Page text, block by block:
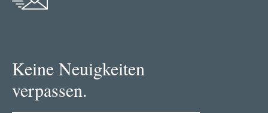
Keine Neuigkeiten
verpassen.